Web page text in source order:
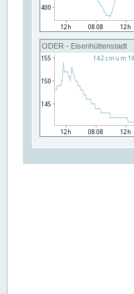
ODER - Eisenhüttenstadt